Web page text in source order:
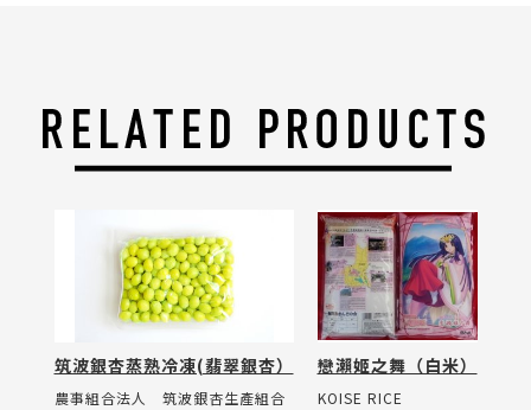
筑波銀杏蒸熟冷凍(翡翠銀杏）
農事組合法人 筑波銀杏生產組合
戀瀨姬之舞（白米）
KOISE RICE